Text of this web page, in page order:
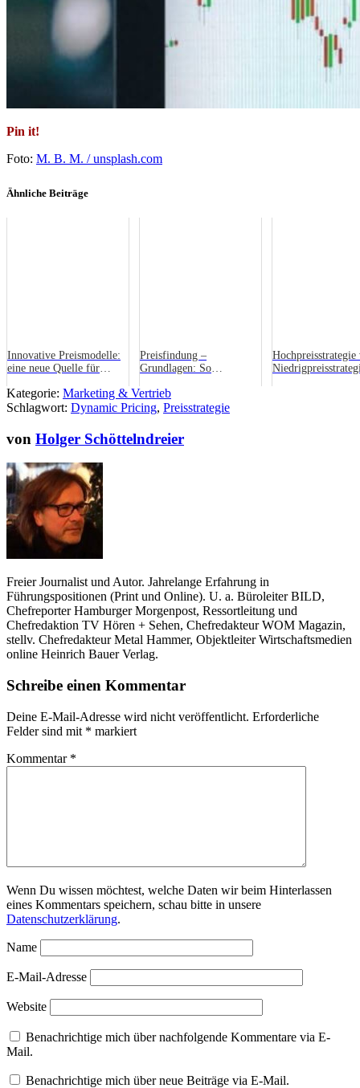
Pin it!
Foto: M. B. M. / unsplash.com
Ähnliche Beiträge
Innovative Preismodelle:
eine neue Quelle für
Preisfindung –
Grundlagen: So
dein Business tragen
Hochpreisstrategie
Kategorie: Marketing & Vertrieb
Schlagwort: Dynamic Pricing, Preisstrategie
von Holger Schöttelndreier
Freier Journalist und Autor. Jahrelange Erfahrung in
Führungspositionen (Print und Online). U. a. Büroleiter BILD,
Chefreporter Hamburger Morgenpost, Ressortleitung und
Chefredaktion TV Hören + Sehen, Chefredakteur WOM Magazin,
stellv. Chefredakteur Metal Hammer, Objektleiter Wirtschaftsmedien
online Heinrich Bauer Verlag.
Schreibe einen Kommentar
Deine E-Mail-Adresse wird nicht veröffentlicht. Erforderliche
Felder sind mit * markiert
Kommentar *
Wenn Du wissen möchtest, welche Daten wir beim Hinterlassen
eines Kommentars speichern, schau bitte in unsere
Datenschutzerklärung.
Name
E-Mail-Adresse
Website
Benachrichtige mich über nachfolgende Kommentare via E-
Mail.
Benachrichtige mich über neue Beiträge via E-Mail.